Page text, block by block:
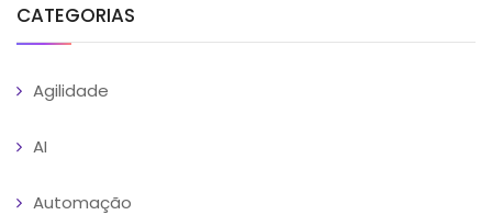
CATEGORIAS
Agilidade
AI
Automação